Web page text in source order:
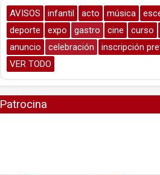
AVISOS infantil acto música
deporte
expo gastro cine curso
anuncio
celebración
inscripción
VER TODO
Patrocina